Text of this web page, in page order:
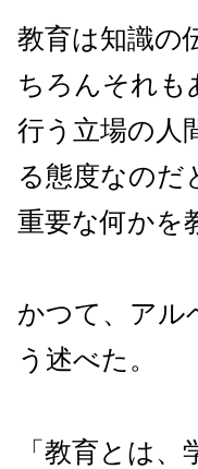
教育は知識の
ちろんそれも
行う立場の人
る態度なのだ
重要な何かを
かつて、アル
う述べた。
「教育とは